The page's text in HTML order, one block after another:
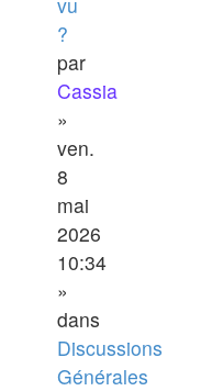
?
par
Cassia
»
ven.
8
mai
2026
10:34
»
dans
Discussions
Générales